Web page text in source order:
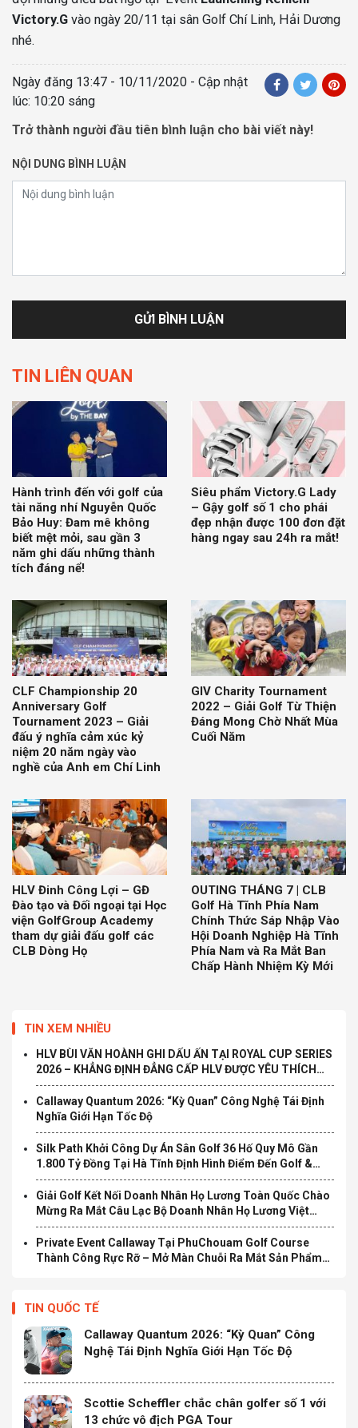
Victory.G vào ngày 20/11 tại sân Golf Chí Linh, Hải Dương
nhé.
Ngày đăng 13:47 - 10/11/2020 - Cập nhật
lúc: 10:20 sáng
Trở thành người đầu tiên bình luận cho bài viết này!
NỘI DUNG BÌNH LUẬN
TIN LIÊN QUAN
Hành trình đến với golf của
tài năng nhí Nguyễn Quốc
Bảo Huy: Đam mê không
biết mệt mỏi, sau gần 3
năm ghi dấu những thành
tích đáng nể!
Siêu phẩm Victory.G Lady
– Gậy golf số 1 cho phái
đẹp nhận được 100 đơn đặt
hàng ngay sau 24h ra mắt!
CLF Championship 20
Anniversary Golf
Tournament 2023 – Giải
đấu ý nghĩa cảm xúc kỷ
niệm 20 năm ngày vào
nghề của Anh em Chí Linh
GIV Charity Tournament
2022 – Giải Golf Từ Thiện
Đáng Mong Chờ Nhất Mùa
Cuối Năm
HLV Đinh Công Lợi – GĐ
Đào tạo và Đối ngoại tại Học
viện GolfGroup Academy
tham dự giải đấu golf các
CLB Dòng Họ
OUTING THÁNG 7 | CLB
Golf Hà Tĩnh Phía Nam
Chính Thức Sáp Nhập Vào
Hội Doanh Nghiệp Hà Tĩnh
Phía Nam và Ra Mắt Ban
Chấp Hành Nhiệm Kỳ Mới
TIN XEM NHIỀU
HLV BÙI VĂN HOÀNH GHI DẤU ẤN TẠI ROYAL CUP SERIES
2026 – KHẲNG ĐỊNH ĐẲNG CẤP HLV ĐƯỢC YÊU THÍCH
TẠI TP.HCM
Callaway Quantum 2026: “Kỳ Quan” Công Nghệ Tái Định
Nghĩa Giới Hạn Tốc Độ
Silk Path Khởi Công Dự Án Sân Golf 36 Hố Quy Mô Gần
1.800 Tỷ Đồng Tại Hà Tĩnh Định Hình Điểm Đến Golf &
Nghỉ Dưỡng Cao Cấp Mới Tại Bắc Trung Bộ
Giải Golf Kết Nối Doanh Nhân Họ Lương Toàn Quốc Chào
Mừng Ra Mắt Câu Lạc Bộ Doanh Nhân Họ Lương Việt
Nam Chính Thức Khởi Tranh
Private Event Callaway Tại PhuChouam Golf Course
Thành Công Rực Rỡ – Mở Màn Chuỗi Ra Mắt Sản Phẩm
TIN QUỐC TẾ
Callaway Quantum 2026: “Kỳ Quan” Công
Nghệ Tái Định Nghĩa Giới Hạn Tốc Độ
Scottie Scheffler chắc chân golfer số 1 với
13 chức vô địch PGA Tour